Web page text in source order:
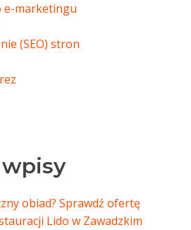
e-marketingu
(SEO) stron
obiad? Sprawdź ofertę
Lido w Zawadzkim